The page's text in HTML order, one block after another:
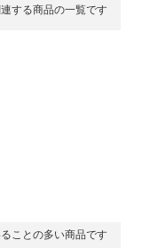
する商品の一覧です
ことの多い商品です